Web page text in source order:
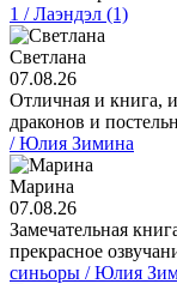
1 / Лаэндэл (1)
Светлана
07.08.26
Отличная и книга,
драконов и
/ Юлия Зимина
Марина
07.08.26
Замечательная
прекрасное
синьоры / Юлия